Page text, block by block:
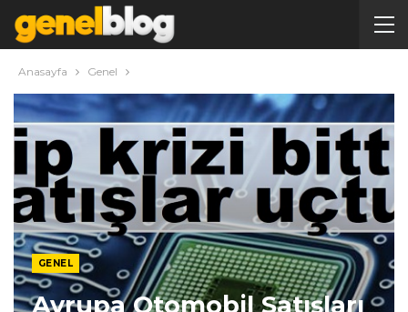
Anasayfa Genel
GENEL
Avrupa Otomobil Satışları